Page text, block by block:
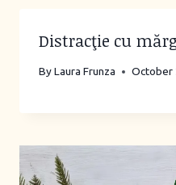
Distracţie cu
ByLaura Frunza October